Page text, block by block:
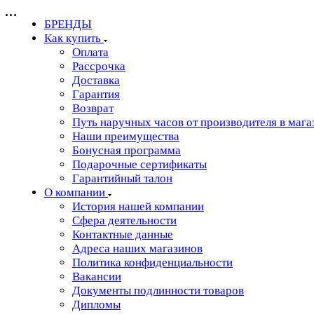
БРЕНДЫ
Как купить
Оплата
Рассрочка
Доставка
Гарантия
Возврат
Путь наручных часов от производителя в
Наши преимущества
Бонусная программа
Подарочные сертификаты
Гарантийный талон
О компании
История нашей компании
Сфера деятельности
Контактные данные
Адреса наших магазинов
Политика конфиденциальности
Вакансии
Документы подлинности товаров
Дипломы